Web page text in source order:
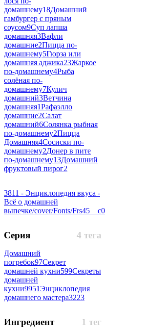
домашнему18Домашний
гамбургер с пряным
соусом9Суп лапша
домашняя3Вафли
домашние2Пицца по-
домашнему5Гюрза или
домашняя аджика23Жаркое
по-домашнему4Рыба
солёная по-
домашнему7Кулич
домашний3Ветчина
домашняя1Рафаэлло
домашние2Салат
домашний6Солянка рыбная
по-домашнему2Пицца
Домашняя4Сосиски по-
домашнему2Донер в пите
по-домашнему13Домашний
фруктовый пирог2
3811 - Энциклопедия вкуса -
Всё о домашней
выпечке/cover/Fonts/Frs45__c0
4 тега
Серия
Домашний
погребок97Секрет
домашней кухни599Секреты
домашней
кухни9951Энциклопедия
домашнего мастера3223
1 тег
Ингредиент